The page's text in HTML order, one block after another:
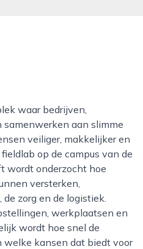
samenwerken aan slimme
veiliger, makkelijker en
op de campus van de
wordt onderzocht hoe
versterken,
zorg en de logistiek.
werkplaatsen en
wordt hoe snel de
kansen dat biedt voor